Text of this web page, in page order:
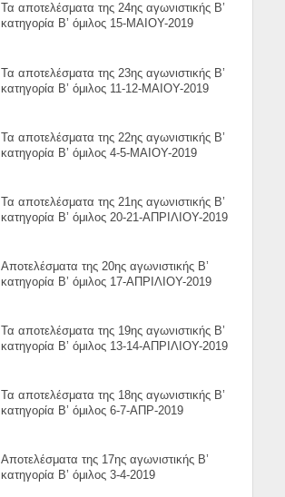
Τα αποτελέσματα της 24ης αγωνιστικής Β’
κατηγορία Β’ όμιλος 15-ΜΑΙΟΥ-2019
Τα αποτελέσματα της 23ης αγωνιστικής Β’
κατηγορία Β’ όμιλος 11-12-ΜΑΙΟΥ-2019
Τα αποτελέσματα της 22ης αγωνιστικής Β’
κατηγορία Β’ όμιλος 4-5-ΜΑΙΟΥ-2019
Τα αποτελέσματα της 21ης αγωνιστικής Β’
κατηγορία Β’ όμιλος 20-21-ΑΠΡΙΛΙΟΥ-2019
Αποτελέσματα της 20ης αγωνιστικής Β’
κατηγορία Β’ όμιλος 17-ΑΠΡΙΛΙΟΥ-2019
Τα αποτελέσματα της 19ης αγωνιστικής Β’
κατηγορία Β’ όμιλος 13-14-ΑΠΡΙΛΙΟΥ-2019
Τα αποτελέσματα της 18ης αγωνιστικής Β’
κατηγορία Β’ όμιλος 6-7-ΑΠΡ-2019
Αποτελέσματα της 17ης αγωνιστικής Β’
κατηγορία Β’ όμιλος 3-4-2019